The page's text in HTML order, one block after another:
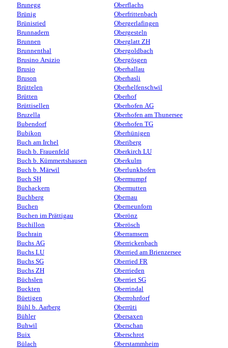
Brunegg
Brünig
Brünisried
Brunnadern
Brunnen
Brunnenthal
Brusino Arsizio
Brusio
Bruson
Brüttelen
Brütten
Brüttisellen
Bruzella
Bubendorf
Bubikon
Buch am Irchel
Buch b. Frauenfeld
Buch b. Kümmertshausen
Buch b. Märwil
Buch SH
Buchackern
Buchberg
Buchen
Buchen im Prättigau
Buchillon
Buchrain
Buchs AG
Buchs LU
Buchs SG
Buchs ZH
Büchslen
Buckten
Büetigen
Bühl b. Aarberg
Bühler
Buhwil
Buix
Bülach
Oberflachs
Oberfrittenbach
Obergerlafingen
Obergesteln
Oberglatt ZH
Obergoldbach
Obergösgen
Oberhallau
Oberhasli
Oberhelfenschwil
Oberhof
Oberhofen AG
Oberhofen am Thunersee
Oberhofen TG
Oberhünigen
Oberiberg
Oberkirch LU
Oberkulm
Oberlunkhofen
Obermumpf
Obermutten
Obernau
Oberneunforn
Oberönz
Oberösch
Oberramsern
Oberrickenbach
Oberried am Brienzersee
Oberried FR
Oberrieden
Oberriet SG
Oberrindal
Oberrohrdorf
Oberrüti
Obersaxen
Oberschan
Oberschrot
Oberstammheim